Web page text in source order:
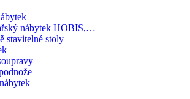
nábytek HOBIS,…
stavitelné stoly